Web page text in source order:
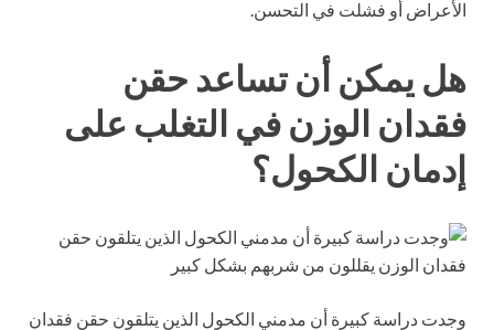
الأعراض أو فشلت في التحسن.
هل يمكن أن تساعد حقن
فقدان الوزن في التغلب على
إدمان الكحول؟
وجدت دراسة كبيرة أن مدمني الكحول الذين يتلقون حقن فقدان